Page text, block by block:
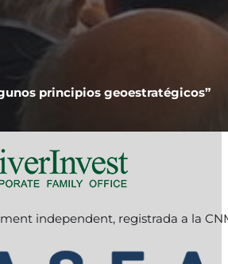
principios geoestratégicos”
independent, registrada a la